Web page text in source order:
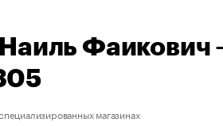
магазинах